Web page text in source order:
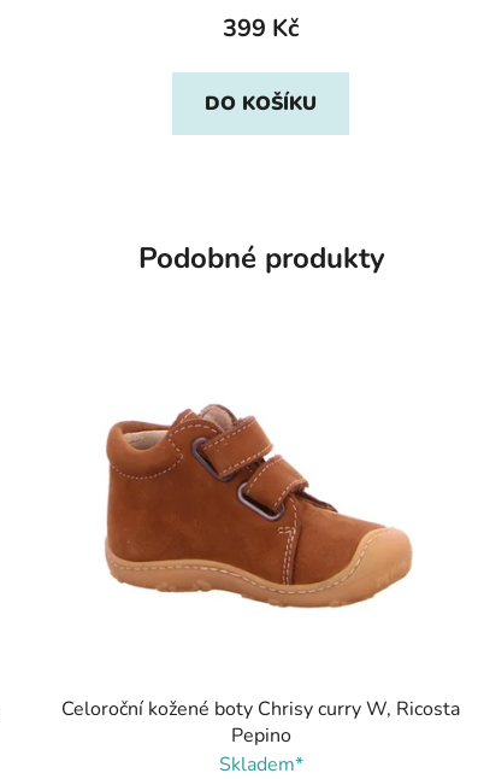
399 Kč
DO KOŠÍKU
Podobné produkty
Celoroční kožené boty Chrisy curry W, Ricosta
Pepino
Skladem*